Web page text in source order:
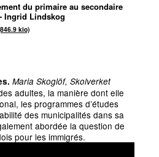
du primaire au secondaire
Ingrid Lindskog
kio)
Maria Skoglöf, Skolverket
adultes, la manière dont elle
les programmes d’études
des municipalités dans sa
abordée la question de
pour les immigrés.